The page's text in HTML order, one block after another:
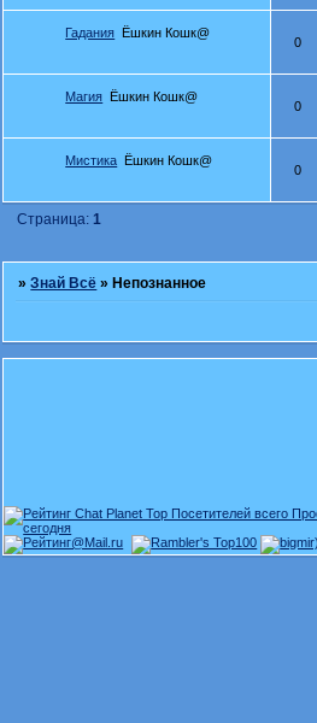
Гадания Ёшкин Кошк@
0
Магия Ёшкин Кошк@
0
Мистика Ёшкин Кошк@
0
Страница:1
»Знай Всё »Непознанное